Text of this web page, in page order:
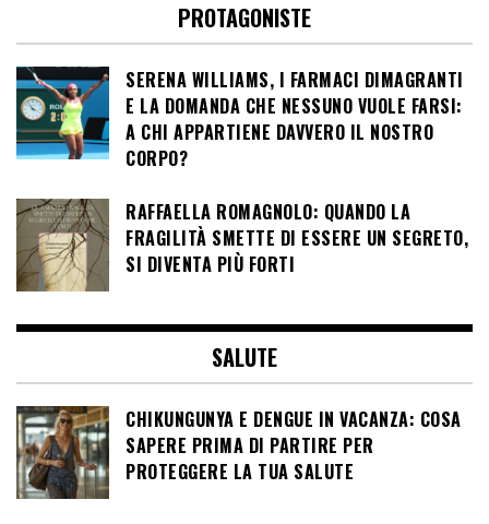
PROTAGONISTE
SERENA WILLIAMS, I FARMACI DIMAGRANTI
E LA DOMANDA CHE NESSUNO VUOLE FARSI:
A CHI APPARTIENE DAVVERO IL NOSTRO
CORPO?
RAFFAELLA ROMAGNOLO: QUANDO LA
FRAGILITÀ SMETTE DI ESSERE UN SEGRETO,
SI DIVENTA PIÙ FORTI
SALUTE
CHIKUNGUNYA E DENGUE IN VACANZA: COSA
SAPERE PRIMA DI PARTIRE PER
PROTEGGERE LA TUA SALUTE